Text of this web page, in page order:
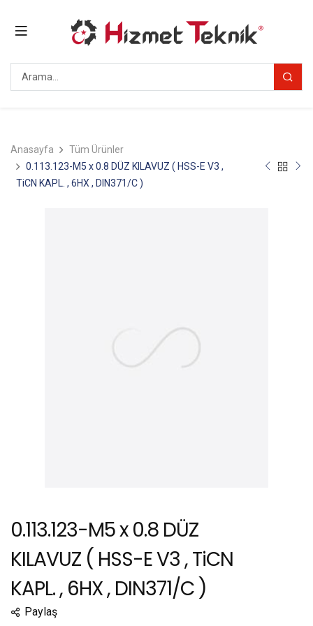
Anasayfa
Tüm Ürünler
0.113.123-M5 x 0.8 DÜZ KILAVUZ ( HSS-E V3 ,
TiCN KAPL. , 6HX , DIN371/C )
0.113.123-M5 x 0.8 DÜZ
KILAVUZ ( HSS-E V3 , TiCN
KAPL. , 6HX , DIN371/C )
Paylaş